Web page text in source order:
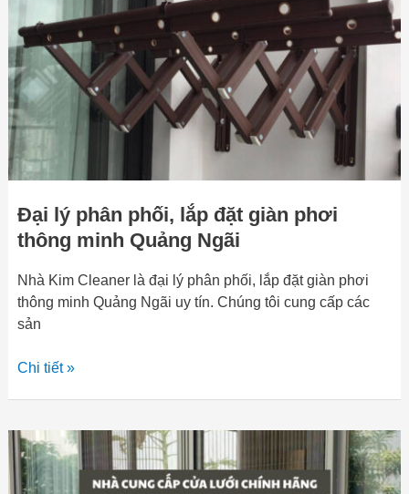
Đại lý phân phối, lắp đặt giàn phơi
thông minh Quảng Ngãi
Nhà Kim Cleaner là đại lý phân phối, lắp đặt giàn phơi
thông minh Quảng Ngãi uy tín. Chúng tôi cung cấp các
sản
đặt
giàn
phơi
thông
minh
Quảng
Ngãi
Chi tiết »
Cung
cấp,
lắp